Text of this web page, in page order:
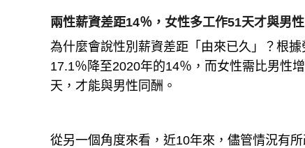
兩性薪資差距14％，女性多工作51天才與男
為什麼會說性別薪資差距「由來已久」？根
17.1％降至2020年的14％，而女性需比男性
天，才能與男性同酬。
從另一個角度來看，近10年來，儘管情況有